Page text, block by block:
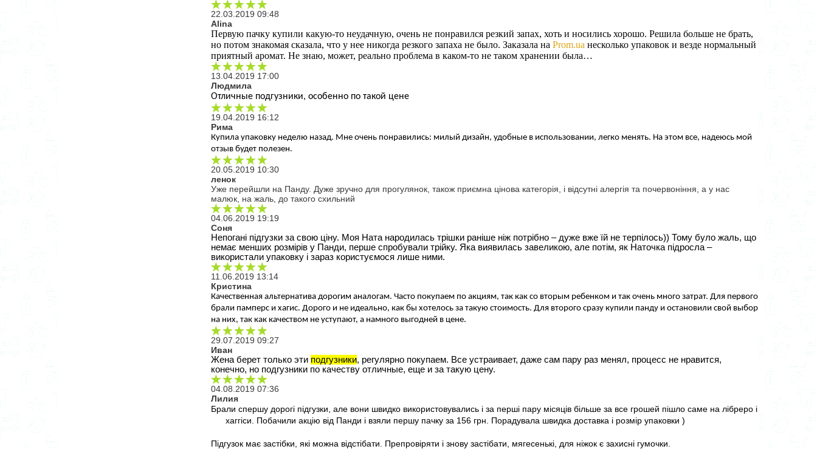
22.03.2019 09:48
Alina
Первую пачку купили какую-то неудачную, очень не понравился резкий запах, хоть и носились хорошо. Решила больше не брать,
но потом знакомая сказала, что у нее никогда резкого запаха не было. Заказала на Prom.ua несколько упаковок и везде нормальный
приятный аромат. Не знаю, может, реально проблема в каком-то не таком хранении была…
13.04.2019 17:00
Людмила
Отличные подгузники, особенно по такой цене
19.04.2019 16:12
Рима
Купила упаковку неделю назад. Мне очень понравились: милый дизайн, удобные в использовании, легко менять. На этом все, надеюсь мой
отзыв будет полезен.
20.05.2019 10:30
ленок
Уже перейшли на Панду. Дуже зручно для прогулянок, також приємна цінова категорія, і відсутні алергія та почервоніння, а у нас
малюк, на жаль, до такого схильний
04.06.2019 19:19
Соня
Непогані підгузки за свою ціну. Моя Ната народилась трішки раніше ніж потрібно – дуже вже їй не терпілось)) Тому було жаль, що
немає менших розмірів у Панди, перше спробували трійку. Яка виявилась завеликою, але потім, як Наточка підросла –
використали упаковку і зараз користуємося лише ними.
11.06.2019 13:14
Кристина
Качественная альтернатива дорогим аналогам. Часто покупаем по акциям, так как со вторым ребенком и так очень много затрат. Для первого
брали памперс и хагис. Дорого и не идеально, как бы хотелось за такую стоимость. Для второго сразу купили панду и остановили свой выбор
на них, так как качеством не уступают, а намного выгодней в цене.
29.07.2019 09:27
Иван
Жена берет только эти подгузники, регулярно покупаем. Все устраивает, даже сам пару раз менял, процесс не нравится,
конечно, но подгузники по качеству отличные, еще и за такую цену.
04.08.2019 07:36
Лилия
Брали спершу дорогі підгузки, але вони швидко використовувались і за перші пару місяців більше за все грошей пішло саме на лібреро і
хаггіси. Побачили акцію від Панди і взяли першу пачку за 156 грн. Порадувала швидка доставка і розмір упаковки )
Підгузок має застібки, які можна відстібати. Препровіряти і знову застібати, мягесенькі, для ніжок є захисні гумочки.